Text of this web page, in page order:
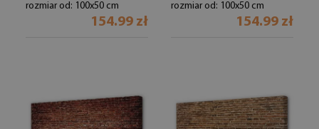
rozmiar od: 100x50 cm
154.99 zł
rozmiar od: 100x50 cm
154.99 zł